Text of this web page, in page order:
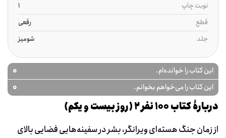
نوبت چاپ
1
قطع
رقعی
جلد
شومیز
این کتاب را خوانده‌ام. 0
این کتاب را می‌خواهم بخوانم. 0
دربارۀ کتاب 100 نفر 2 (روز بیست و یکم)
از زمان جنگ هسته‌ای ویرانگر، بشر در سفینه‌هایی فضایی بالای